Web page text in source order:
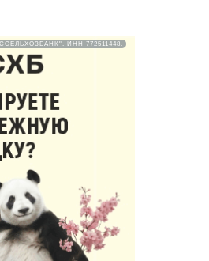
ИНН 772511448.